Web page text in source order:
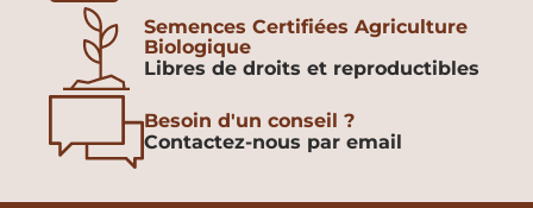
Semences Certifiées Agriculture
Biologique
Libres de droits et reproductibles
Besoin d'un conseil ?
Contactez-nous par email